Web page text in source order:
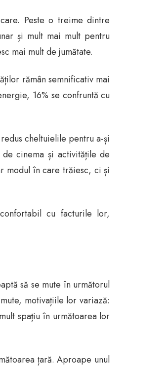
Peste o treime dintre
și mult mai mult pentru
mai mult de jumătate.
rămân semnificativ mai
16% se confruntă cu
cheltuielile pentru a-și
cinema și activitățile de
modul în care trăiesc, ci și
cu facturile lor,
să se mute în următorul
motivațiile lor variază:
spațiu în următoarea lor
țară. Aproape unul